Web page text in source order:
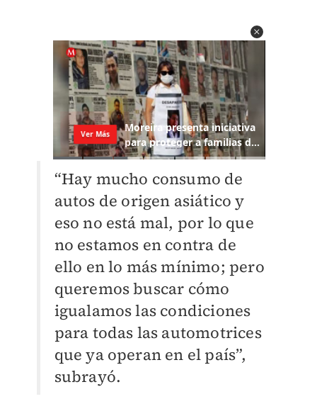
“Hay mucho consumo de
autos de origen asiático y
eso no está mal, por lo que
no estamos en contra de
ello en lo más mínimo; pero
queremos buscar cómo
igualamos las condiciones
para todas las automotrices
que ya operan en el país”,
subrayó.